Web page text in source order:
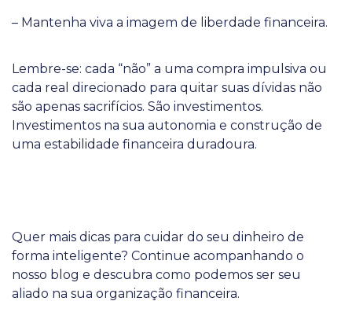
– Mantenha viva a imagem de liberdade financeira.
Lembre-se: cada “não” a uma compra impulsiva ou
cada real direcionado para quitar suas dívidas não
são apenas sacrifícios. São investimentos.
Investimentos na sua autonomia e construção de
uma estabilidade financeira duradoura.
Quer mais dicas para cuidar do seu dinheiro de
forma inteligente? Continue acompanhando o
nosso blog e descubra como podemos ser seu
aliado na sua organização financeira.